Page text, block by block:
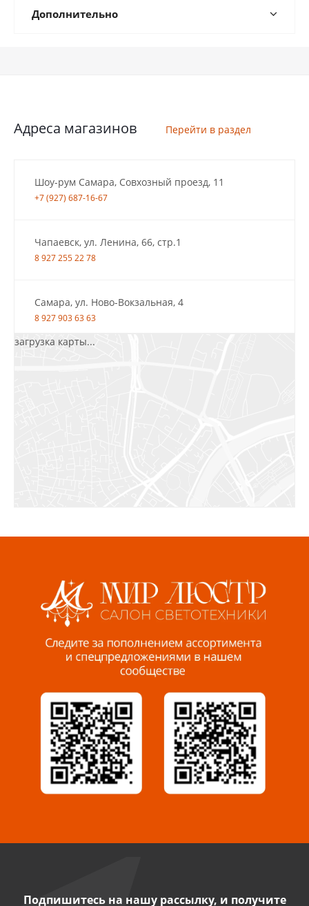
Дополнительно
Адреса магазинов Перейти в раздел
Шоу-рум Самара, Совхозный проезд, 11
+7 (927) 687-16-67
Чапаевск, ул. Ленина, 66, стр.1
8 927 255 22 78
Самара, ул. Ново-Вокзальная, 4
8 927 903 63 63
Пенза, ул. Пролетарская, 61 ТЦ "Стройбери"
Миасс, ул. Романенко, 95
8 922 500 30 39
Сызрань, ул. Декабристов, 1А
8 927 009 54 63
Саратов, ул. Танкистов, 37 (БЦ «Дикомп»)
загрузка карты...
Подпишитесь на нашу рассылку, и получите